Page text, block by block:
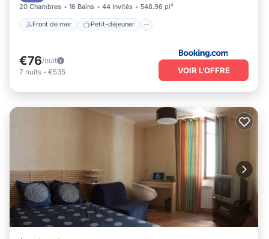
20 Chambres 16 Bains 44 Invités 548.96 pi²
Front de mer Petit-déjeuner
€76/nuit
7 nuits - €535 VOIR L’OFFRE